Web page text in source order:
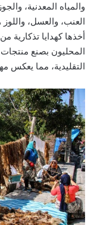
والمياه المعدنية،
العنب، والعسل،
أخذها كهدايا تذكارية
المحليون بصنع منتجات
التقليدية، مما يعكس